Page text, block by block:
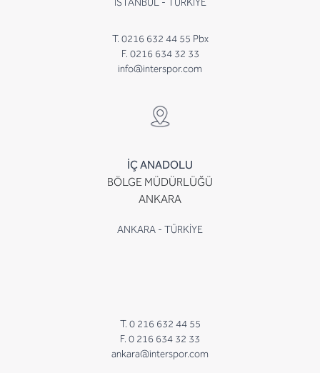
T. 0216 632 44 55 Pbx
F. 0216 634 32 33
info@interspor.com
İÇ ANADOLU
BÖLGE MÜDÜRLÜĞÜ
ANKARA
ANKARA - TÜRKİYE
T. 0 216 632 44 55
F. 0 216 634 32 33
ankara@interspor.com